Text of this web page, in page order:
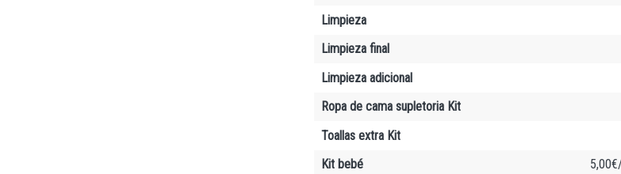
Limpieza
Limpieza final
Limpieza adicional
Ropa de cama supletoria Kit
Toallas extra Kit
Kit bebé